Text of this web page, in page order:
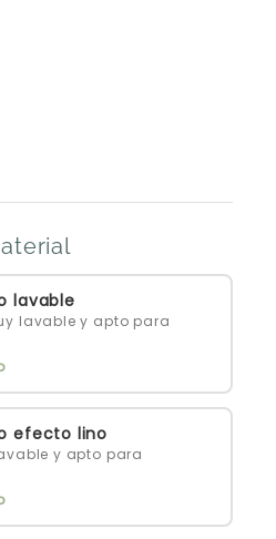
lavable
lavable y apto para
efecto lino
y apto para